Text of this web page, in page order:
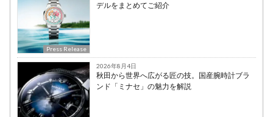
Press Release
デルをまとめてご紹介
2026年8月4日
秋田から世界へ広がる匠の技。国産腕時計ブラ
ンド「ミナセ」の魅力を解説